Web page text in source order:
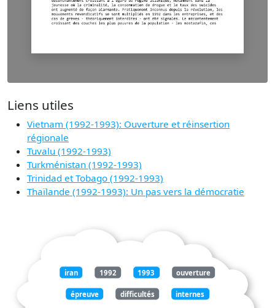
Liens utiles
Vietnam (1992-1993): Ouverture et réinsertion
régionale
Tuvalu (1992-1993)
Turkménistan (1992-1993)
Trinidad et Tobago (1992-1993)
Thaïlande (1992-1993): Un pas vers la démocratie
iran 1992 1993 ouverture
épreuve difficultés internes